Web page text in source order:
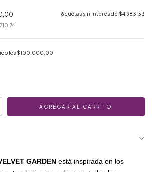
6cuotas sin interés de $4.983,33
los $100.000,00
GARDEN está inspirada en los